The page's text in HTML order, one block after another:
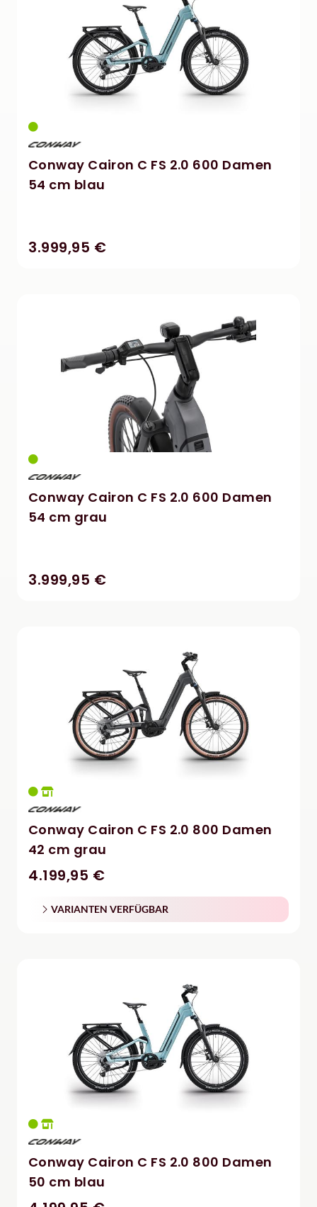
Conway Cairon C FS 2.0 600 Damen
54 cm blau
3.999,95 €
Conway Cairon C FS 2.0 600 Damen
54 cm grau
3.999,95 €
Conway Cairon C FS 2.0 800 Damen
42 cm grau
4.199,95 €
VARIANTEN VERFÜGBAR
Conway Cairon C FS 2.0 800 Damen
50 cm blau